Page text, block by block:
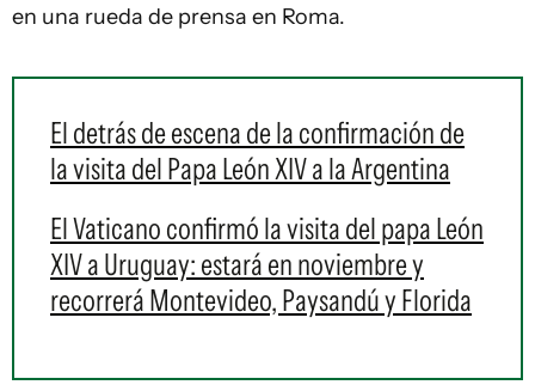
en una rueda de prensa en Roma.
El detrás de escena de la confirmación de
la visita del Papa León XIV a la Argentina
El Vaticano confirmó la visita del papa León
XIV a Uruguay: estará en noviembre y
recorrerá Montevideo, Paysandú y Florida